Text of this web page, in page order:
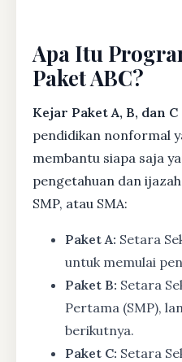
Apa Itu
Paket ABC?
Kejar Paket A, B, dan C
pendidikan nonformal
membantu siapa saja
pengetahuan dan
SMP, atau SMA:
Paket A: Setara
untuk memulai
Paket B: Setara
Pertama (SMP),
berikutnya.
Paket C: Setara